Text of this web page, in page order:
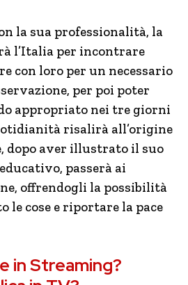
la sua professionalità, la
l’Italia per incontrare
con loro per un necessario
per poi poter
appropriato nei tre giorni
risalirà all’origine
dopo aver illustrato il suo
passerà ai
offrendogli la possibilità
le cose e riportare la pace
in Streaming?